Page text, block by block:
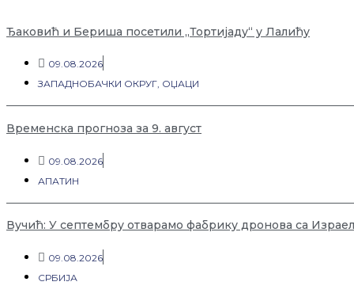
Ђаковић и Бериша посетили „Тортијаду“ у Лалићу
09.08.2026
ЗАПАДНОБАЧКИ ОКРУГ, ОЏАЦИ
Временска прогноза за 9. август
09.08.2026
АПАТИН
Вучић: У септембру отварамо фабрику дронова са
09.08.2026
СРБИЈА